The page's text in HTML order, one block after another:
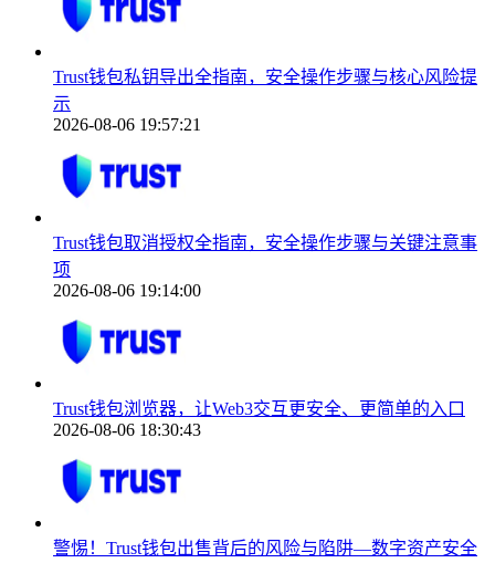
Trust钱包私钥导出全指南，安全操作步骤与核心风险提
示
2026-08-06 19:57:21
Trust钱包取消授权全指南，安全操作步骤与关键注意事
项
2026-08-06 19:14:00
Trust钱包浏览器，让Web3交互更安全、更简单的入口
2026-08-06 18:30:43
警惕！Trust钱包出售背后的风险与陷阱—数字资产安全